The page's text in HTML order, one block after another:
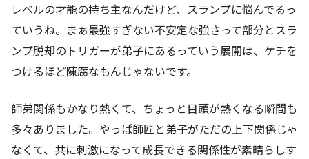
レベルの才能の持ち主なんだけど、スランプに悩んでるっ
ていうね。まぁ最強すぎない不安定な強さって部分とスラ
ンプ脱却のトリガーが弟子にあるっていう展開は、ケチを
つけるほど陳腐なもんじゃないです。
師弟関係もかなり熱くて、ちょっと目頭が熱くなる瞬間も
多々ありました。やっぱ師匠と弟子がただの上下関係じゃ
なくて、共に刺激になって成長できる関係性が素晴らしす